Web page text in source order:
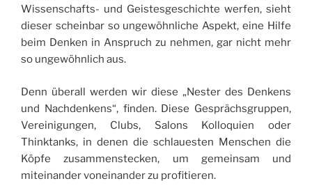
Wissenschafts- und Geistesgeschichte werfen, sieht
dieser scheinbar so ungewöhnliche Aspekt, eine Hilfe
beim Denken in Anspruch zu nehmen, gar nicht mehr
so ungewöhnlich aus.
Denn überall werden wir diese „Nester des Denkens
und Nachdenkens“, finden. Diese Gesprächsgruppen,
Vereinigungen, Clubs, Salons Kolloquien oder
Thinktanks, in denen die schlauesten Menschen die
Köpfe zusammenstecken, um gemeinsam und
miteinander voneinander zu profitieren.